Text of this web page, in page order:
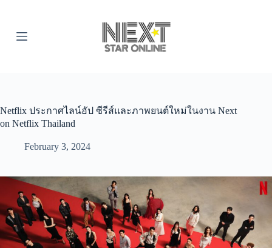
p
t
e
Netflix ประกาศไลน์อัป ซีรีส์และภาพยนต์ใหม่ในงาน Next
on Netflix Thailand
February 3, 2024